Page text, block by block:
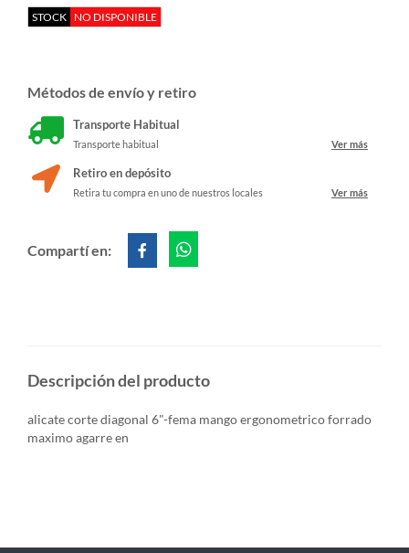
STOCK NO DISPONIBLE
Métodos de envío y retiro
Transporte Habitual
Transporte habitual Ver más
Retiro en depósito
Retira tu compra en uno de nuestros locales Ver más
Compartí en:
Descripción del producto
alicate corte diagonal 6"-fema mango ergonometrico forrado
maximo agarre en